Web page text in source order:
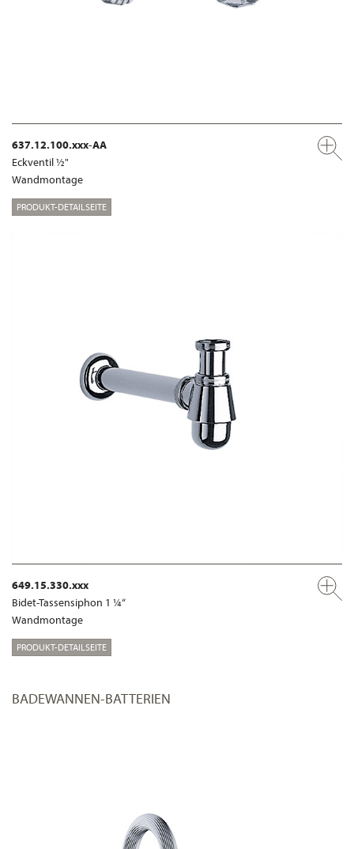
637.12.100.xxx-AA
Eckventil ½"
Wandmontage
PRODUKT-DETAILSEITE
649.15.330.xxx
Bidet-Tassensiphon 1 ¼“
Wandmontage
PRODUKT-DETAILSEITE
BADEWANNEN-BATTERIEN